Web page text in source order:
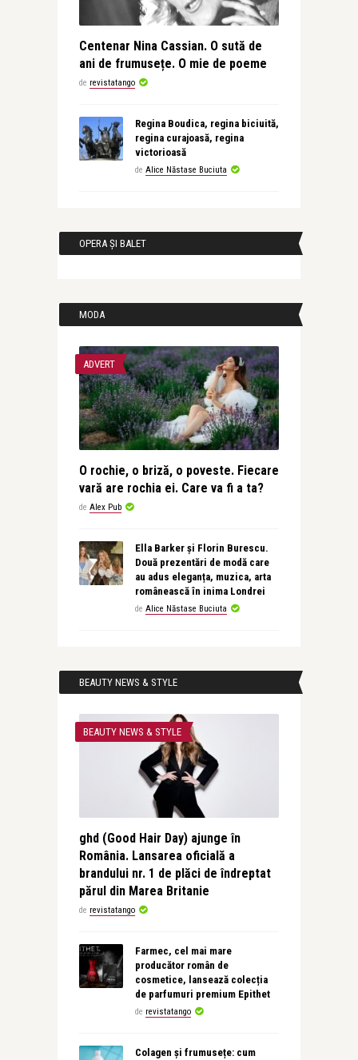
Centenar Nina Cassian. O sută de
ani de frumusețe. O mie de poeme
de revistatango
Regina Boudica, regina biciuită,
regina curajoasă, regina
victorioasă
de Alice Năstase Buciuta
OPERA ȘI BALET
MODA
ADVERT
O rochie, o briză, o poveste. Fiecare
vară are rochia ei. Care va fi a ta?
de Alex Pub
Ella Barker și Florin Burescu.
Două prezentări de modă care
au adus eleganța, muzica, arta
românească în inima Londrei
de Alice Năstase Buciuta
BEAUTY NEWS & STYLE
BEAUTY NEWS & STYLE
ghd (Good Hair Day) ajunge în
România. Lansarea oficială a
brandului nr. 1 de plăci de îndreptat
părul din Marea Britanie
de revistatango
Farmec, cel mai mare
producător român de
cosmetice, lansează colecția
de parfumuri premium Epithet
de revistatango
Colagen și frumusețe: cum